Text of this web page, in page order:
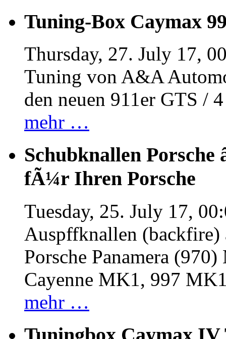
Tuning-Box Caymax
Thursday, 27. July 17,
Tuning von A&A
den neuen 911er GTS /
mehr …
Schubknallen Porsche
fÃ¼r Ihren Porsche
Tuesday, 25. July 17,
Auspffknallen
Porsche Panamera
Cayenne MK1, 997
mehr …